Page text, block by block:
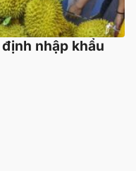
nhập khẩu